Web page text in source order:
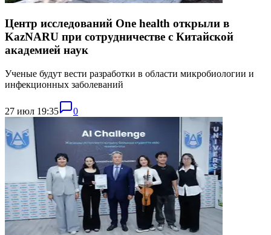
Центр исследований One health открыли в
KazNARU при сотрудничестве с Китайской
академией наук
Ученые будут вести разработки в области микробиологии и
инфекционных заболеваний
27 июл 19:35 0